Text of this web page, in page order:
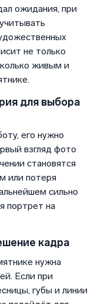
ожидания, при
не только
живым и
для выбора
его нужно
взгляд фото
становятся
или потеря
сильно
портрет на
кадра
нужна
Если при
губы и линии